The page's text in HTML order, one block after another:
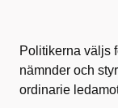
Politikerna väljs
nämnder och
ordinarie